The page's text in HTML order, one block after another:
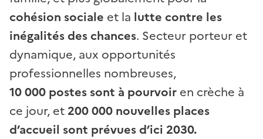
cohésion sociale et la lutte contre les
inégalités des chances. Secteur porteur et
dynamique, aux opportunités
professionnelles nombreuses,
10 000 postes sont à pourvoir en crèche à
ce jour, et 200 000 nouvelles places
d’accueil sont prévues d’ici 2030.